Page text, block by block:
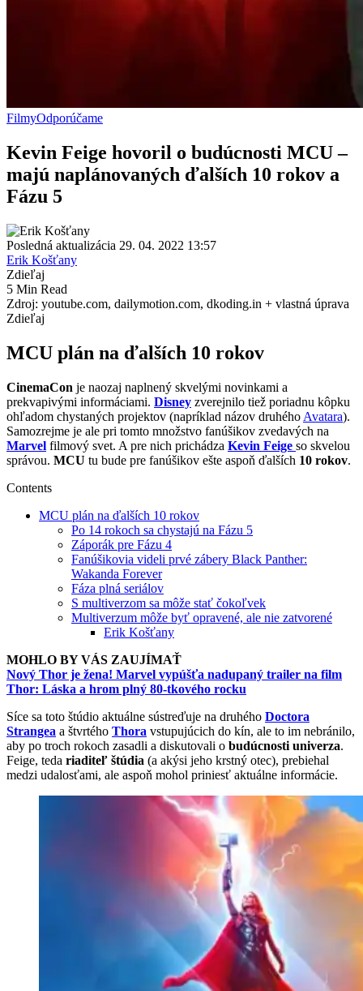
FilmyOdporúčame
Kevin Feige hovoril o budúcnosti MCU –
majú naplánovaných ďalších 10 rokov a
Fázu 5
Posledná aktualizácia 29. 04. 2022 13:57
Erik Košťany
Zdieľaj
5 Min Read
Zdroj: youtube.com, dailymotion.com, dkoding.in + vlastná úprava
Zdieľaj
MCU plán na ďalších 10 rokov
CinemaCon je naozaj naplnený skvelými novinkami a
prekvapivými informáciami. Disney zverejnilo tiež poriadnu kôpku
ohľadom chystaných projektov (napríklad názov druhého Avatara).
Samozrejme je ale pri tomto množstvo fanúšikov zvedavých na
Marvel filmový svet. A pre nich prichádza Kevin Feige so skvelou
správou. MCU tu bude pre fanúšikov ešte aspoň ďalších 10 rokov.
Contents
MCU plán na ďalších 10 rokov
Po 14 rokoch sa chystajú na Fázu 5
Záporák pre Fázu 4
Fanúšikovia videli prvé zábery Black Panther:
Wakanda Forever
Fáza plná seriálov
S multiverzom sa môže stať čokoľvek
Multiverzum môže byť opravené, ale nie zatvorené
Erik Košťany
MOHLO BY VÁS ZAUJÍMAŤ
Nový Thor je žena! Marvel vypúšťa nadupaný trailer na film
Thor: Láska a hrom plný 80-tkového rocku
Síce sa toto štúdio aktuálne sústreďuje na druhého Doctora
Strangea a štvrtého Thora vstupujúcich do kín, ale to im nebránilo,
aby po troch rokoch zasadli a diskutovali o budúcnosti univerza.
Feige, teda riaditeľ štúdia (a akýsi jeho krstný otec), prebiehal
medzi udalosťami, ale aspoň mohol priniesť aktuálne informácie.